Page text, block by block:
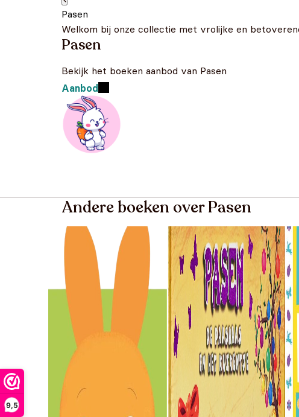
9,5
Pasen
Welkom bij onze collectie met vrolijke en
Pasen
Bekijk het boeken aanbod van Pasen
Aanbod
Andere boeken over Pasen